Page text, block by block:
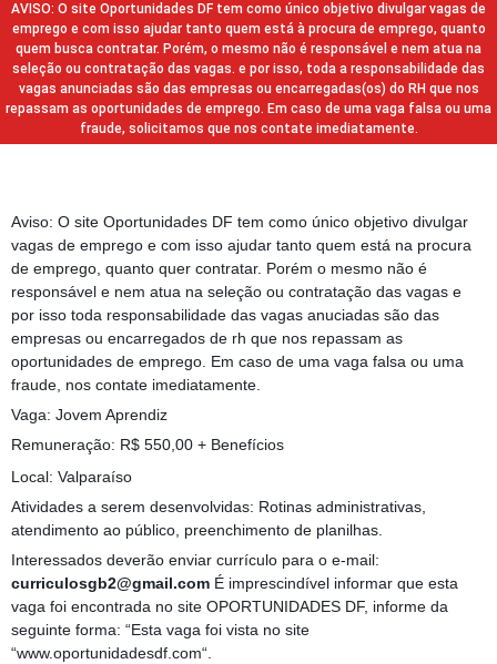
AVISO: O site Oportunidades DF tem como único objetivo divulgar vagas de
emprego e com isso ajudar tanto quem está à procura de emprego, quanto
quem busca contratar. Porém, o mesmo não é responsável e nem atua na
seleção ou contratação das vagas. e por isso, toda a responsabilidade das
vagas anunciadas são das empresas ou encarregadas(os) do RH que nos
repassam as oportunidades de emprego. Em caso de uma vaga falsa ou uma
fraude, solicitamos que nos contate imediatamente.
Aviso: O site Oportunidades DF tem como único objetivo divulgar
vagas de emprego e com isso ajudar tanto quem está na procura
de emprego, quanto quer contratar. Porém o mesmo não é
responsável e nem atua na seleção ou contratação das vagas e
por isso toda responsabilidade das vagas anuciadas são das
empresas ou encarregados de rh que nos repassam as
oportunidades de emprego. Em caso de uma vaga falsa ou uma
fraude, nos contate imediatamente.
Vaga: Jovem Aprendiz
Remuneração: R$ 550,00 + Benefícios
Local: Valparaíso
Atividades a serem desenvolvidas: Rotinas administrativas,
atendimento ao público, preenchimento de planilhas.
Interessados deverão enviar currículo para o e-mail:
curriculosgb2@gmail.com É imprescindível informar que esta
vaga foi encontrada no site OPORTUNIDADES DF, informe da
seguinte forma: “Esta vaga foi vista no site
“www.oportunidadesdf.com“.